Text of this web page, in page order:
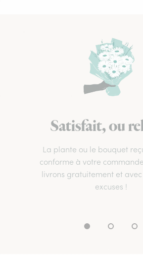
Satisfait, ou
La plante ou le bouquet
conforme à votre
livrons gratuitement et avec
excuses !